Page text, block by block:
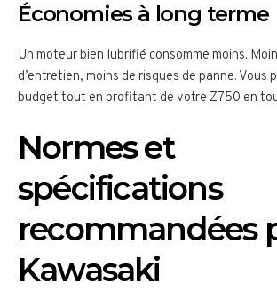
Économies à long terme
Un moteur bien lubrifié consomme moins.
d’entretien, moins de risques de panne. Vous
budget tout en profitant de votre Z750 en
Normes et
spécifications
recommandées
Kawasaki